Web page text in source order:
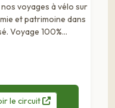
voyages à vélo sur
et patrimoine dans
Voyage 100%
et du Médoc lors d'un
le circuit